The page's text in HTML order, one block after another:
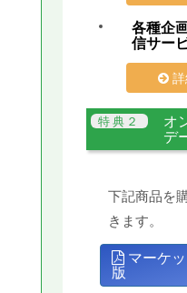
各種企
信サー
詳
オ
デ
下記商品を
きます。
マーケッ
版